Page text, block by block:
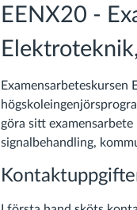
EENX20 -
Examensarbeteskursen
göra sitt
signalbehandling,